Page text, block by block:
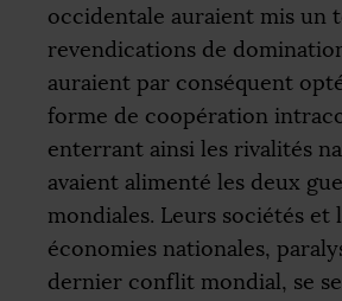
occidentale auraient mis un
revendications de
auraient par conséquent
forme de coopération
enterrant ainsi les rivalités
avaient alimenté les deux
mondiales. Leurs sociétés et
économies nationales,
dernier conflit mondial, se